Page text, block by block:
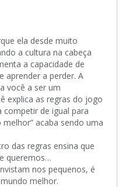
ela desde muito
a cultura na cabeça
a capacidade de
aprender a perder. A
você a ser um
explica as regras do jogo
competir de igual para
acaba sendo uma
das regras ensina que
queremos…
nos pequenos, é
melhor.